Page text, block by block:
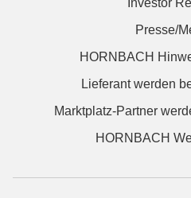
Investor
Presse/
HORNBACH
Lieferant werden
Marktplatz-Partner
HORNBACH